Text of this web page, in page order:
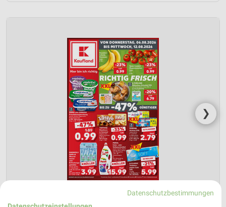
❯
Datenschutzbestimmungen